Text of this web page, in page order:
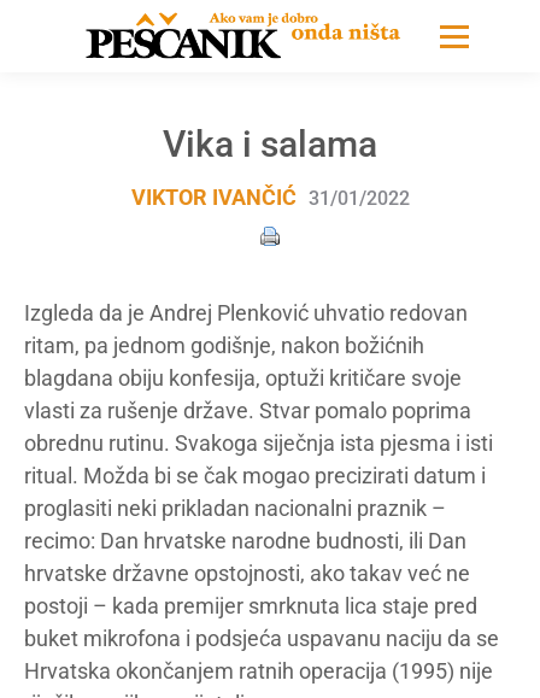
Vika i salama
VIKTOR IVANČIĆ 31/01/2022
Izgleda da je Andrej Plenković uhvatio redovan
ritam, pa jednom godišnje, nakon božićnih
blagdana obiju konfesija, optuži kritičare svoje
vlasti za rušenje države. Stvar pomalo poprima
obrednu rutinu. Svakoga siječnja ista pjesma i isti
ritual. Možda bi se čak mogao precizirati datum i
proglasiti neki prikladan nacionalni praznik –
recimo: Dan hrvatske narodne budnosti, ili Dan
hrvatske državne opstojnosti, ako takav već ne
postoji – kada premijer smrknuta lica staje pred
buket mikrofona i podsjeća uspavanu naciju da se
Hrvatska okončanjem ratnih operacija (1995) nije